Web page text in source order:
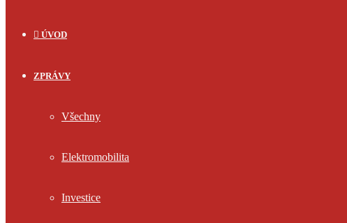
ÚVOD
ZPRÁVY
Všechny
Elektromobilita
Investice